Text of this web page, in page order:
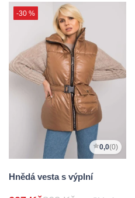
-30 %
0,0(0)
Hnědá vesta s výplní